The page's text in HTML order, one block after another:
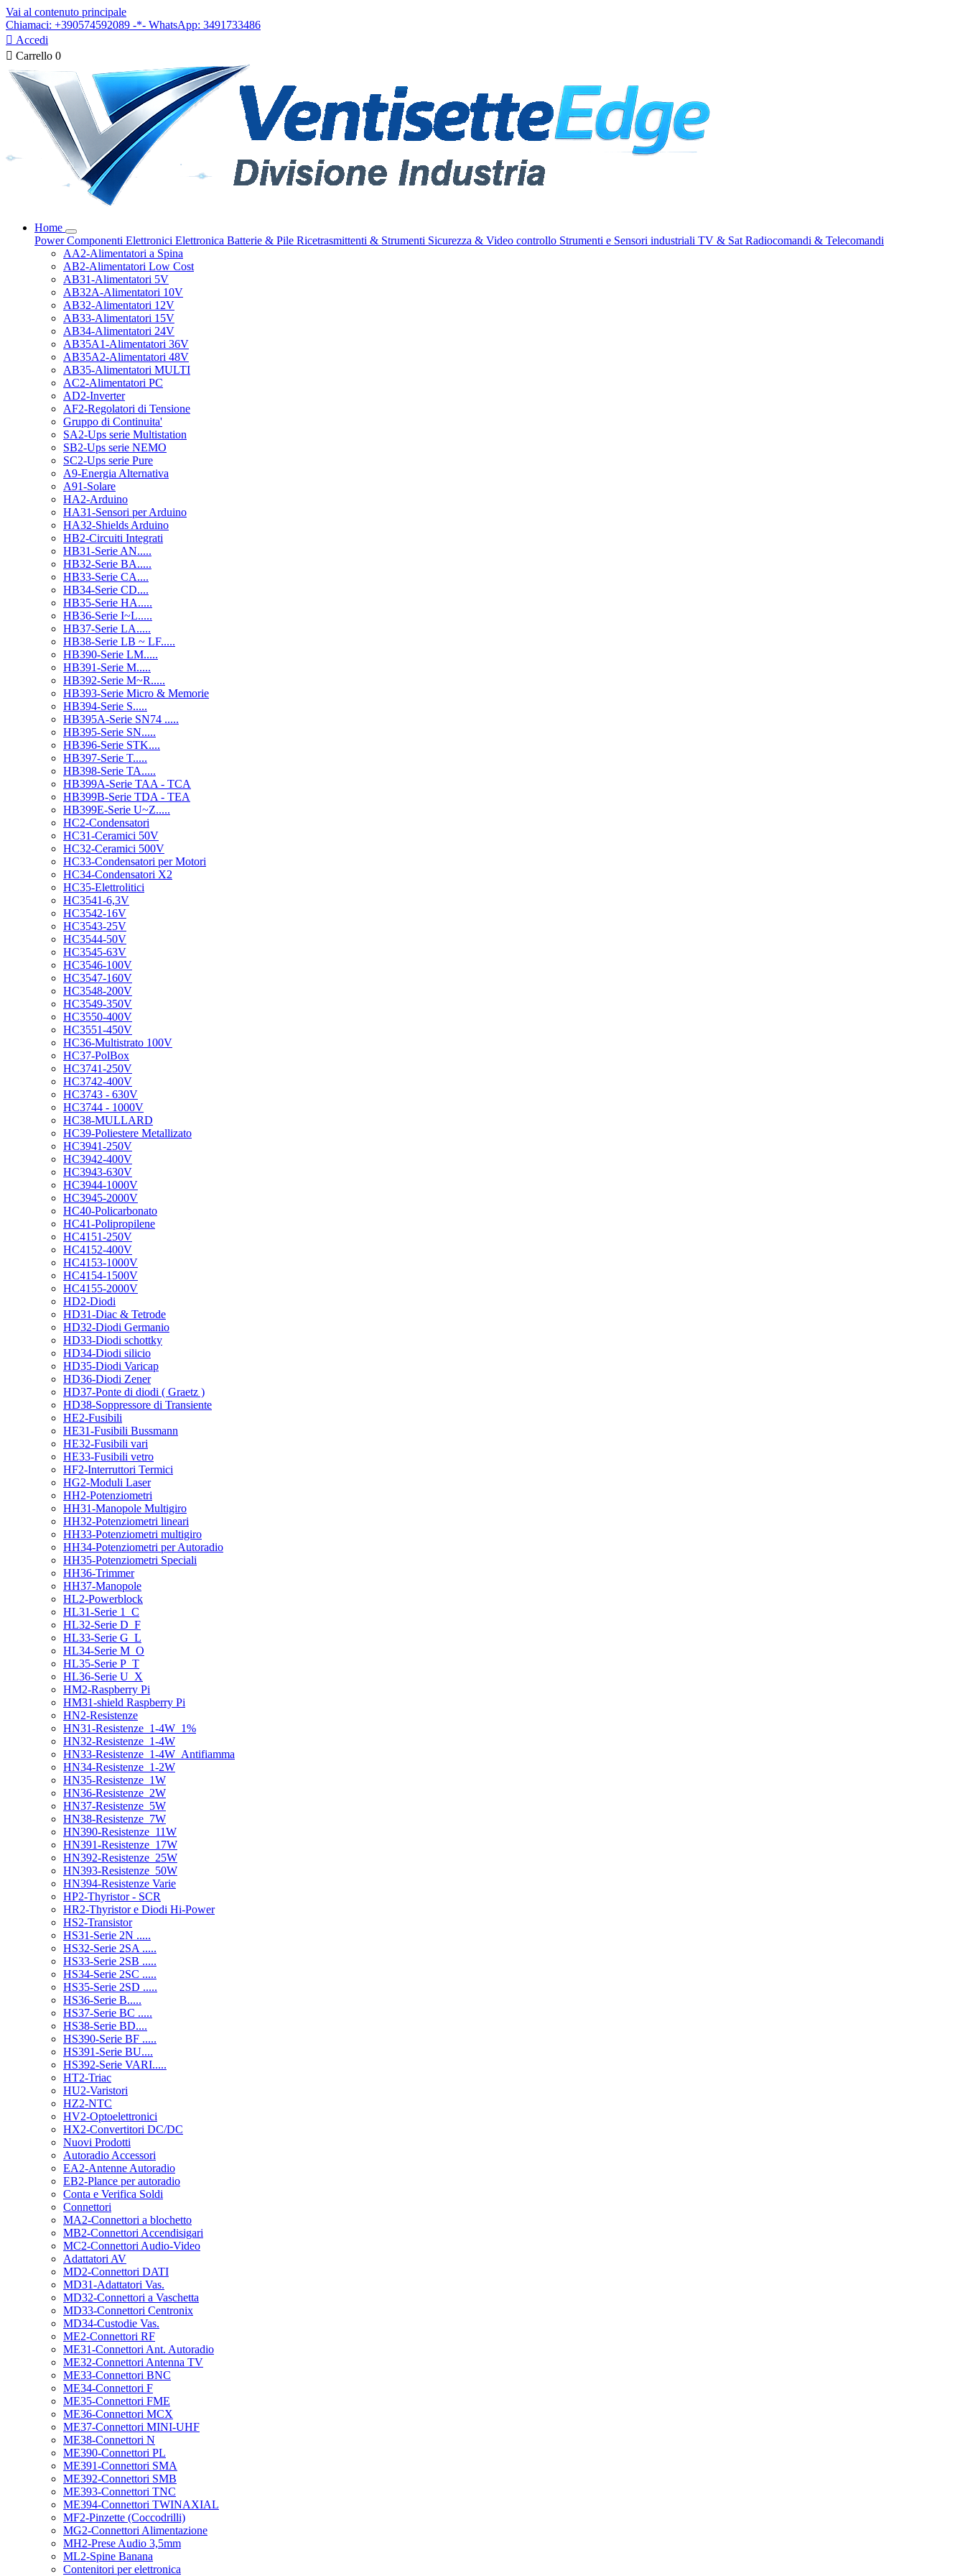
Vai al contenuto principale
Chiamaci: +390574592089 -*- WhatsApp: 3491733486
 Accedi
 Carrello 0
Home
PowerComponenti Elettronici Elettronica Batterie & Pile Ricetrasmittenti & Strumenti Sicurezza & Video controllo Strumenti e Sensori industriali TV & Sat Radiocomandi & Telecomandi
AA2-Alimentatori a Spina
AB2-Alimentatori Low Cost
AB31-Alimentatori 5V
AB32A-Alimentatori 10V
AB32-Alimentatori 12V
AB33-Alimentatori 15V
AB34-Alimentatori 24V
AB35A1-Alimentatori 36V
AB35A2-Alimentatori 48V
AB35-Alimentatori MULTI
AC2-Alimentatori PC
AD2-Inverter
AF2-Regolatori di Tensione
Gruppo di Continuita'
SA2-Ups serie Multistation
SB2-Ups serie NEMO
SC2-Ups serie Pure
A9-Energia Alternativa
A91-Solare
HA2-Arduino
HA31-Sensori per Arduino
HA32-Shields Arduino
HB2-Circuiti Integrati
HB31-Serie AN.....
HB32-Serie BA.....
HB33-Serie CA....
HB34-Serie CD....
HB35-Serie HA.....
HB36-Serie I~L.....
HB37-Serie LA.....
HB38-Serie LB ~ LF.....
HB390-Serie LM.....
HB391-Serie M.....
HB392-Serie M~R.....
HB393-Serie Micro & Memorie
HB394-Serie S.....
HB395A-Serie SN74 .....
HB395-Serie SN.....
HB396-Serie STK....
HB397-Serie T.....
HB398-Serie TA.....
HB399A-Serie TAA - TCA
HB399B-Serie TDA - TEA
HB399E-Serie U~Z.....
HC2-Condensatori
HC31-Ceramici 50V
HC32-Ceramici 500V
HC33-Condensatori per Motori
HC34-Condensatori X2
HC35-Elettrolitici
HC3541-6,3V
HC3542-16V
HC3543-25V
HC3544-50V
HC3545-63V
HC3546-100V
HC3547-160V
HC3548-200V
HC3549-350V
HC3550-400V
HC3551-450V
HC36-Multistrato 100V
HC37-PolBox
HC3741-250V
HC3742-400V
HC3743 - 630V
HC3744 - 1000V
HC38-MULLARD
HC39-Poliestere Metallizato
HC3941-250V
HC3942-400V
HC3943-630V
HC3944-1000V
HC3945-2000V
HC40-Policarbonato
HC41-Polipropilene
HC4151-250V
HC4152-400V
HC4153-1000V
HC4154-1500V
HC4155-2000V
HD2-Diodi
HD31-Diac & Tetrode
HD32-Diodi Germanio
HD33-Diodi schottky
HD34-Diodi silicio
HD35-Diodi Varicap
HD36-Diodi Zener
HD37-Ponte di diodi ( Graetz )
HD38-Soppressore di Transiente
HE2-Fusibili
HE31-Fusibili Bussmann
HE32-Fusibili vari
HE33-Fusibili vetro
HF2-Interruttori Termici
HG2-Moduli Laser
HH2-Potenziometri
HH31-Manopole Multigiro
HH32-Potenziometri lineari
HH33-Potenziometri multigiro
HH34-Potenziometri per Autoradio
HH35-Potenziometri Speciali
HH36-Trimmer
HH37-Manopole
HL2-Powerblock
HL31-Serie 1_C
HL32-Serie D_F
HL33-Serie G_L
HL34-Serie M_O
HL35-Serie P_T
HL36-Serie U_X
HM2-Raspberry Pi
HM31-shield Raspberry Pi
HN2-Resistenze
HN31-Resistenze_1-4W_1%
HN32-Resistenze_1-4W
HN33-Resistenze_1-4W_Antifiamma
HN34-Resistenze_1-2W
HN35-Resistenze_1W
HN36-Resistenze_2W
HN37-Resistenze_5W
HN38-Resistenze_7W
HN390-Resistenze_11W
HN391-Resistenze_17W
HN392-Resistenze_25W
HN393-Resistenze_50W
HN394-Resistenze Varie
HP2-Thyristor - SCR
HR2-Thyristor e Diodi Hi-Power
HS2-Transistor
HS31-Serie 2N .....
HS32-Serie 2SA .....
HS33-Serie 2SB .....
HS34-Serie 2SC .....
HS35-Serie 2SD .....
HS36-Serie B.....
HS37-Serie BC .....
HS38-Serie BD....
HS390-Serie BF .....
HS391-Serie BU....
HS392-Serie VARI.....
HT2-Triac
HU2-Varistori
HZ2-NTC
HV2-Optoelettronici
HX2-Convertitori DC/DC
Nuovi Prodotti
Autoradio Accessori
EA2-Antenne Autoradio
EB2-Plance per autoradio
Conta e Verifica Soldi
Connettori
MA2-Connettori a blochetto
MB2-Connettori Accendisigari
MC2-Connettori Audio-Video
Adattatori AV
MD2-Connettori DATI
MD31-Adattatori Vas.
MD32-Connettori a Vaschetta
MD33-Connettori Centronix
MD34-Custodie Vas.
ME2-Connettori RF
ME31-Connettori Ant. Autoradio
ME32-Connettori Antenna TV
ME33-Connettori BNC
ME34-Connettori F
ME35-Connettori FME
ME36-Connettori MCX
ME37-Connettori MINI-UHF
ME38-Connettori N
ME390-Connettori PL
ME391-Connettori SMA
ME392-Connettori SMB
ME393-Connettori TNC
ME394-Connettori TWINAXIAL
MF2-Pinzette (Coccodrilli)
MG2-Connettori Alimentazione
MH2-Prese Audio 3,5mm
ML2-Spine Banana
Contenitori per elettronica